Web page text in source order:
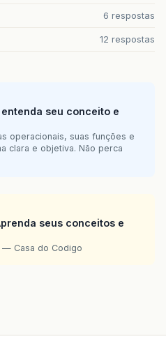
6 respostas
12 respostas
seu conceito e
operacionais, suas funções e
clara e objetiva. Não perca
seus conceitos e
— Casa do Codigo